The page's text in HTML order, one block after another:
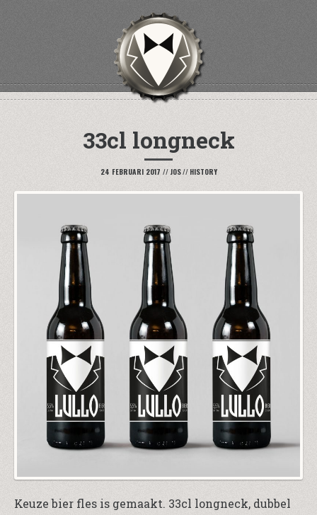
33cl longneck
24 FEBRUARI 2017 // JOS// HISTORY
Keuze bier fles is gemaakt. 33cl longneck, dubbel